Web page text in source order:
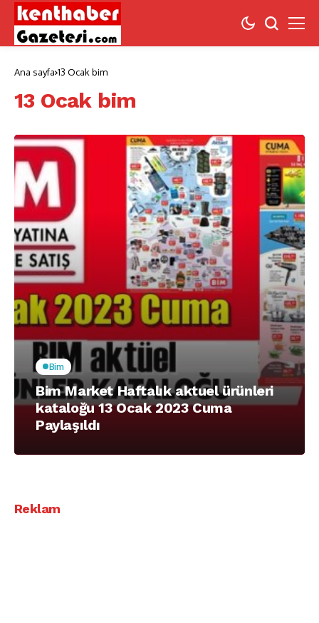
Ana sayfa 13 Ocak bim
13 Ocak bim
Bim
Bim Market Haftalık aktuel ürünleri
kataloğu 13 Ocak 2023 Cuma
Paylaşıldı
Reklam